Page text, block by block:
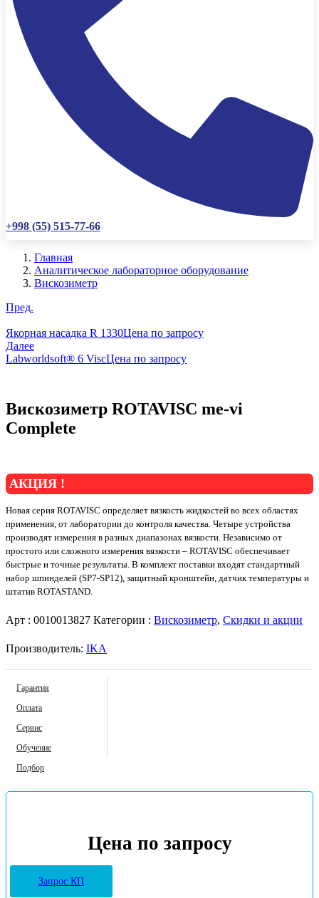
+998 (55) 515-77-66
Главная
Аналитическое лабораторное оборудование
Вискозиметр
Пред.
Якорная насадка R 1330Цена по запросу
Далее
Labworldsoft® 6 ViscЦена по запросу
Вискозиметр ROTAVISC me-vi
Complete
АКЦИЯ !
Новая серия ROTAVISC определяет вязкость жидкостей во всех областях
применения, от лаборатории до контроля качества. Четыре устройства
производят измерения в разных диапазонах вязкости. Независимо от
простого или сложного измерения вязкости – ROTAVISC обеспечивает
быстрые и точные результаты. В комплект поставки входят стандартный
набор шпинделей (SP7-SP12), защитный кронштейн, датчик температуры и
штатив ROTASTAND.
Арт : 0010013827 Категории : Вискозиметр, Скидки и акции
Производитель: IKA
Гарантия
Оплата
Сервис
Обучение
Подбор
Цена по запросу
Запрос КП